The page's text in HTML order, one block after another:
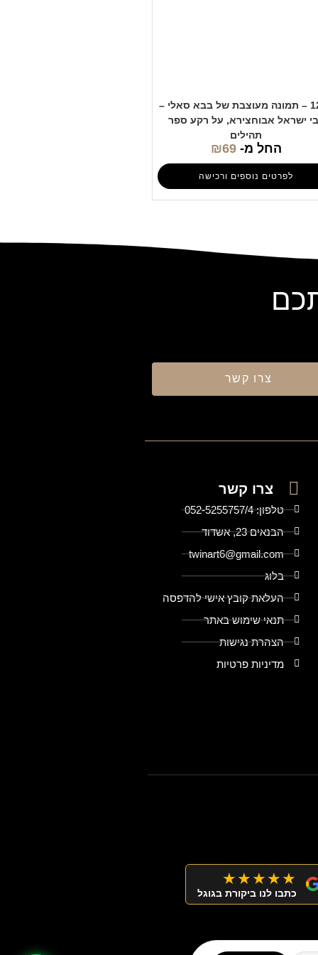
1209 – תמונה מעוצבת של בבא סאלי –
ישראל אבוחצירא, על רקע ספר
תהילים
החל מ- ₪69
לפרטים נוספים ורכישה
צרו קשר
צרו קשר
טלפון: 052-5255757/4
הבנאים 23, אשדוד
twinart6@gmail.com
בלוג
העלאת קובץ אישי להדפסה
תנאי שימוש באתר
הצהרת נגישות
מדיניות פרטיות
★★★★★
כתבו לנו ביקורת בגוגל